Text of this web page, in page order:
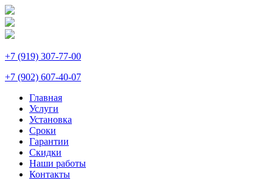
+7 (919) 307-77-00
+7 (902) 607-40-07
Главная
Услуги
Установка
Сроки
Гарантии
Скидки
Наши работы
Контакты